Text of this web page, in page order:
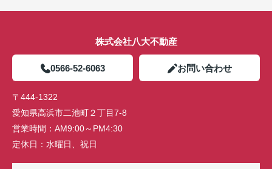
株式会社八大不動産
0566-52-6063 お問い合わせ
〒444-1322
愛知県高浜市二池町２丁目7-8
営業時間： AM9:00～PM4:30
定休日： 水曜日、祝日